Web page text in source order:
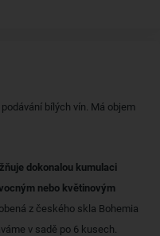
bílých vín. Má objem
dokonalou kumulaci
nebo květinovým
z českého skla Bohemia
v sadě po 6 kusech.